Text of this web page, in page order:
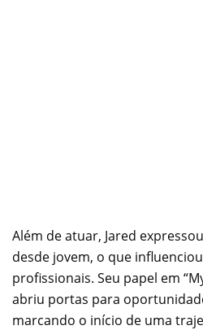
Além de atuar, Jared
desde jovem, o que
profissionais. Seu papel em
abriu portas para
marcando o início de uma